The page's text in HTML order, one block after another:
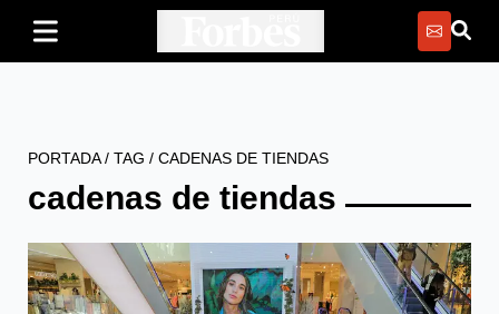
PORTADA/ TAG / CADENAS DE TIENDAS
cadenas de tiendas